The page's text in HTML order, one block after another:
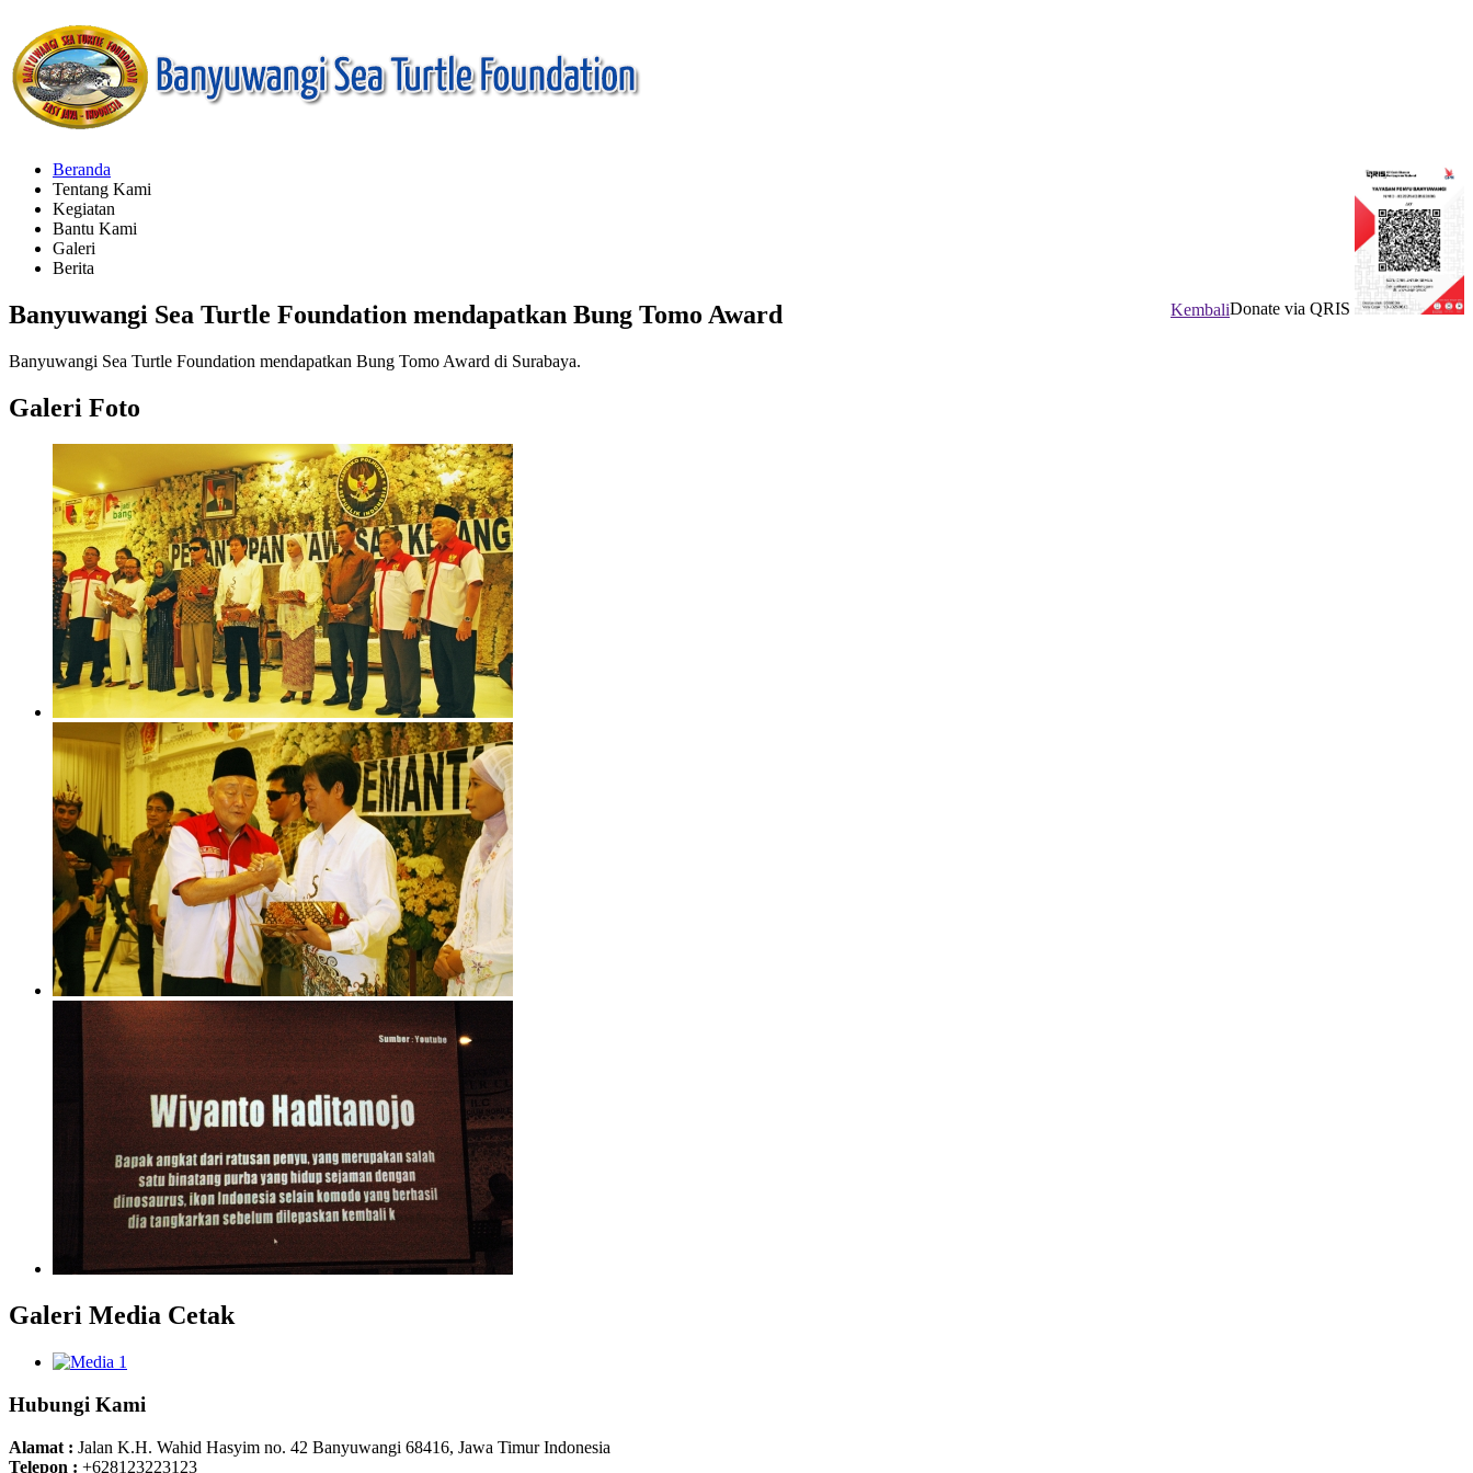
Donate via QRIS
Beranda
Tentang Kami
Kegiatan
Bantu Kami
Galeri
Berita
Kembali
Banyuwangi Sea Turtle Foundation mendapatkan Bung Tomo Award
Banyuwangi Sea Turtle Foundation mendapatkan Bung Tomo Award di Surabaya.
Galeri Foto
Galeri Media Cetak
Hubungi Kami
Alamat : Jalan K.H. Wahid Hasyim no. 42 Banyuwangi 68416, Jawa Timur Indonesia
Telepon : +628123223123